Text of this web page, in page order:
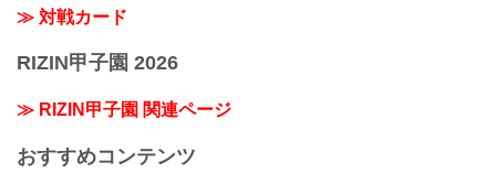
≫ 対戦カード
RIZIN甲子園 2026
≫ RIZIN甲子園 関連ページ
おすすめコンテンツ